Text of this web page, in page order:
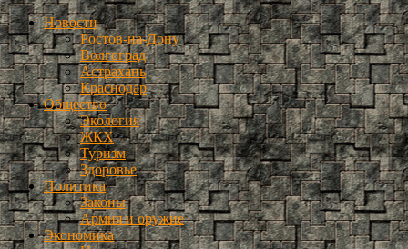
Новости
Ростов-на-Дону
Волгоград
Астрахань
Краснодар
Общество
Экология
ЖКХ
Туризм
Здоровье
Политика
Законы
Армия и оружие
Экономика